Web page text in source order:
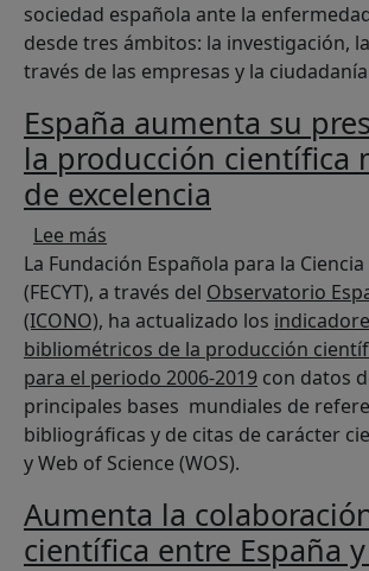
sociedad española ante la
desde tres ámbitos: la investigación,
través de las empresas y la
España aumenta su
la producción científica
de excelencia
Lee más
La Fundación Española para la
(FECYT), a través del Observatorio
(ICONO), ha actualizado los
bibliométricos de la producción
para el periodo 2006-2019 con datos
principales bases mundiales de
bibliográficas y de citas de carácter
y Web of Science (WOS).
Aumenta la
científica entre España